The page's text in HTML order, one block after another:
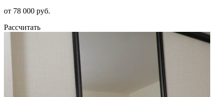
от 78 000 руб.
Рассчитать